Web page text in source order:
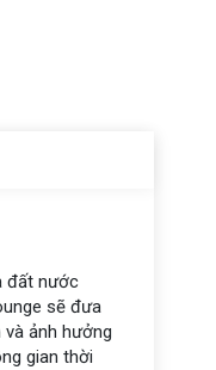
đất nước
sẽ đưa
ảnh hưởng
gian thời